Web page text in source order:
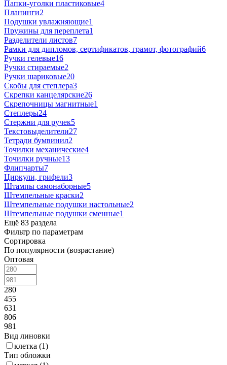
Папки-уголки пластиковые4
Планинги2
Подушки увлажняющие1
Пружины для переплета1
Разделители листов7
Рамки для дипломов, сертификатов, грамот, фотографий6
Ручки гелевые16
Ручки стираемые2
Ручки шариковые20
Скобы для степлера3
Скрепки канцелярские26
Скрепочницы магнитные1
Степлеры24
Стержни для ручек5
Текстовыделители27
Тетради бумвинил2
Точилки механические4
Точилки ручные13
Флипчарты7
Циркули, грифели3
Штампы самонаборные5
Штемпельные краски2
Штемпельные подушки настольные2
Штемпельные подушки сменные1
Ещё 83 раздела
Фильтр по параметрам
Сортировка
По популярности (возрастание)
Оптовая
280
455
631
806
981
Вид линовки
клетка (1)
Тип обложки